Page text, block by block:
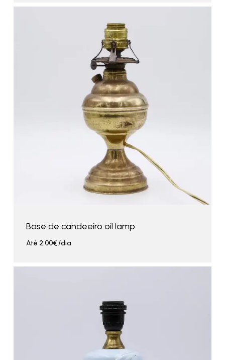
Base de candeeiro oil lamp
Até 2.00€/dia